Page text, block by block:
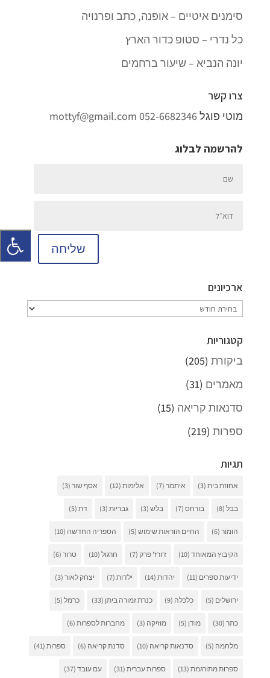
סימנים איטיים – אופנה, כתב ופרנויה
כל נדרי – סטופ כדור הארץ
יונה הנביא – שיעור ברחמים
צרו קשר
מוטי פוגל052-6682346
mottyf@gmail.com
להרשמה לבלוג
שליחה
ארכיונים
ארכיונים
קטגוריות
ביקורת(205)
מאמרים (31)
סדנאות קריאה (15)
ספרות(219)
תגיות
אחוזת בית(3) איתמר(7) אלימות(12) אסף שור(3)
בבל(8) בורחס(7) בלש(3) גבריות(3) דת(5)
הומור(6) החיים הוראות שימוש(5) הספריה החדשה (10)
הקיבוץ המאוחד(10) ז'ורז' פרק(7) חרגול(10) טרור(6)
ידיעות ספרים (11) יהדות(14) ילדות(7) יצחק לאור(3)
ירושלים (5) כלכלה (9) כנרת זמורה ביתן (33) כרמל(5)
כתר(30) מודן (5) מוזיקה (3) מחברות לספרות(6)
מלחמה (5) סדנאות קריאה (10) סדנת קריאה (6) ספרות(41)
ספרות מתורגמת(13) ספרות עברית(31) עם עובד(37)